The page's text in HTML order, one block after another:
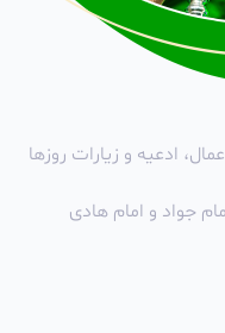
ادعیه و زیارات روزها
جواد و امام هادى